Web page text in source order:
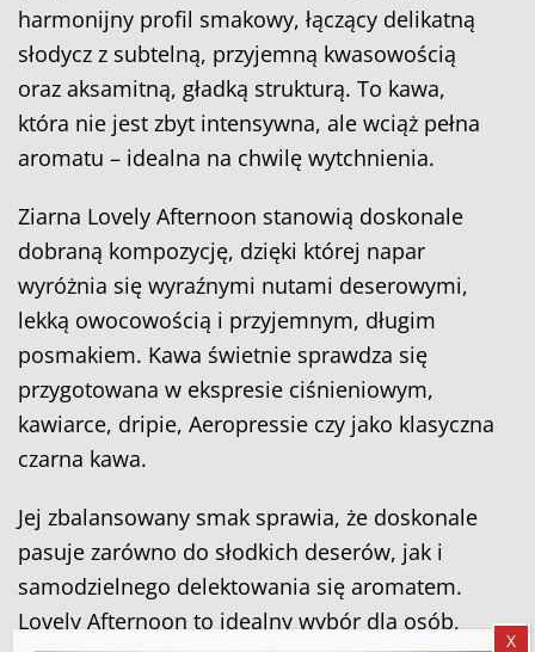
harmonijny profil smakowy, łączący delikatną
słodycz z subtelną, przyjemną kwasowością
oraz aksamitną, gładką strukturą. To kawa,
która nie jest zbyt intensywna, ale wciąż pełna
aromatu – idealna na chwilę wytchnienia.
Ziarna Lovely Afternoon stanowią doskonale
dobraną kompozycję, dzięki której napar
wyróżnia się wyraźnymi nutami deserowymi,
lekką owocowością i przyjemnym, długim
posmakiem. Kawa świetnie sprawdza się
przygotowana w ekspresie ciśnieniowym,
kawiarce, dripie, Aeropressie czy jako klasyczna
czarna kawa.
Jej zbalansowany smak sprawia, że doskonale
pasuje zarówno do słodkich deserów, jak i
samodzielnego delektowania się aromatem.
Lovely Afternoon to idealny wybór dla osób,
X